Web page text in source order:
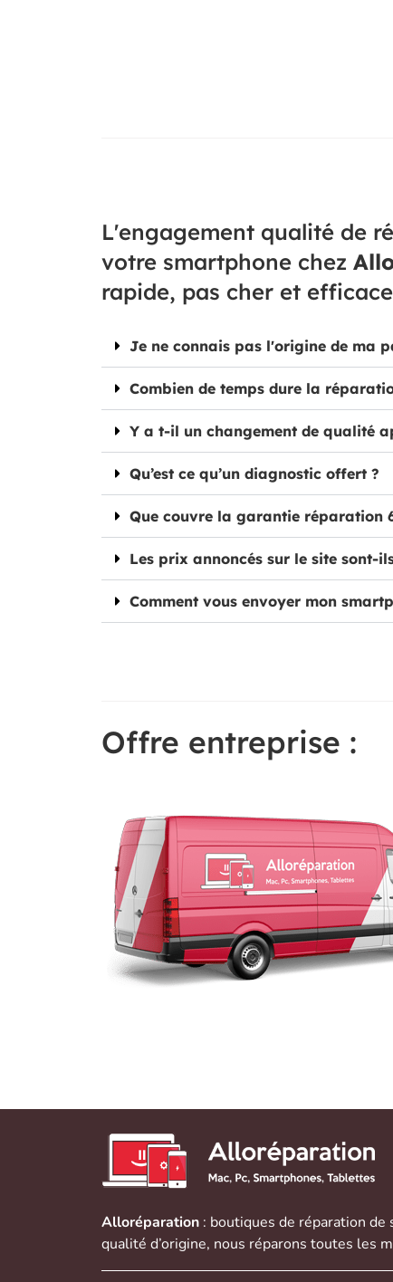
L'engagement qualité de
votre smartphone chez
rapide, pas cher et
Je ne connais pas l'origine de ma
Combien de temps dure la
Y a t-il un changement de qualité
Qu’est ce qu’un diagnostic offert ?
Que couvre la garantie réparation
Les prix annoncés sur le site sont-
Comment vous envoyer mon
Offre entreprise :
Alloréparation : boutiques de réparation de
qualité d’origine, nous réparons toutes les